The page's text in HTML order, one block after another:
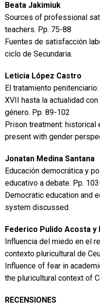
Beata Jakimiuk
Sources of professional
teachers. Pp. 75-88
Fuentes de satisfacción
ciclo de Secundaria.
Leticia López Castro
El tratamiento
XVII hasta la actualidad
género. Pp. 89-102
Prison treatment:
present with gender
Jonatan Medina Santana
Educación democrática y
educativo a debate. Pp.
Democratic education and
system discussed.
Federico Pulido Acosta
Influencia del miedo en el
contexto pluricultural de
Influence of fear in
the pluricultural context of
RECENSIONES